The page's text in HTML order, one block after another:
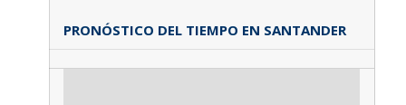
PRONÓSTICO DEL TIEMPO EN SANTANDER